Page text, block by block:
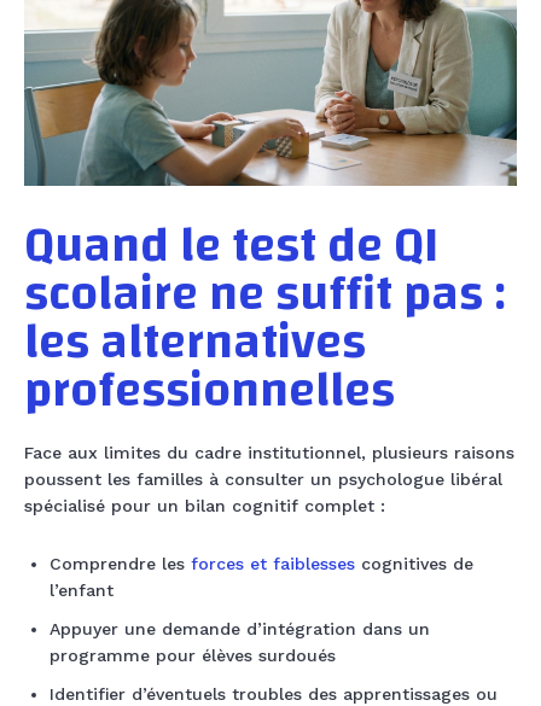
Quand le test de QI
scolaire ne suffit pas :
les alternatives
professionnelles
Face aux limites du cadre institutionnel, plusieurs raisons
poussent les familles à consulter un psychologue libéral
spécialisé pour un bilan cognitif complet :
Comprendre les forces et faiblesses cognitives de
l’enfant
Appuyer une demande d’intégration dans un
programme pour élèves surdoués
Identifier d’éventuels troubles des apprentissages ou